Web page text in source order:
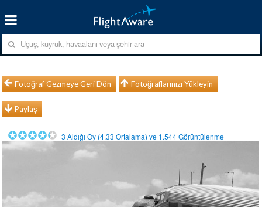
Fotoğraf Gezmeye Geri Dön Fotoğraflarınızı Yükleyin
Paylaş
3 Aldığı Oy (4.33 Ortalama) ve 1.544Görüntülenme